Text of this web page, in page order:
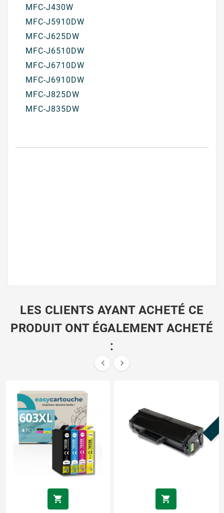
MFC-J430W
MFC-J5910DW
MFC-J625DW
MFC-J6510DW
MFC-J6710DW
MFC-J6910DW
MFC-J825DW
MFC-J835DW
LES CLIENTS AYANT ACHETÉ CE
PRODUIT ONT ÉGALEMENT ACHETÉ
:
 
 